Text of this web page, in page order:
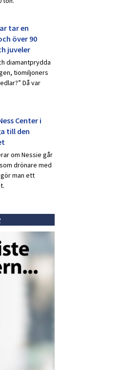
tar en
över 90
juveler
diamantprydda
tiomiljoners
Då var
Center i
till den
om Nessie går
drönare med
man ett